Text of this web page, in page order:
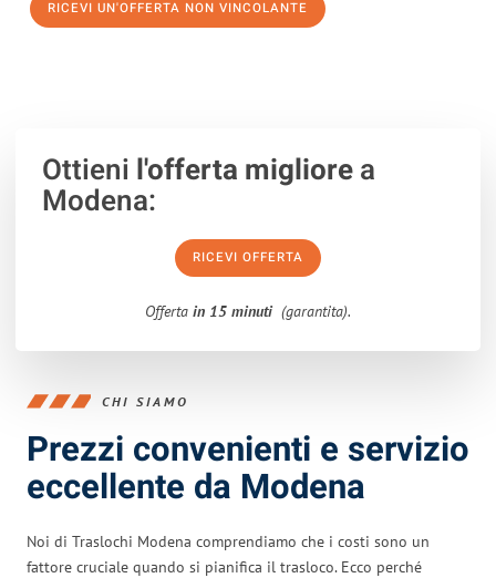
RICEVI UN'OFFERTA NON VINCOLANTE
Ottieni l'offerta migliorea
Modena:
RICEVI OFFERTA
Offerta in 15 minuti (garantita).
CHI SIAMO
Prezzi convenienti e servizio
eccellente da Modena
Noi di Traslochi Modena comprendiamo che i costi sono un
fattore cruciale quando si pianifica il trasloco. Ecco perché